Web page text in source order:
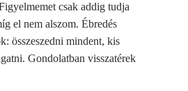
csak addig tudja
el nem alszom. Ébredés
összeszedni mindent, kis
Gondolatban visszatérek